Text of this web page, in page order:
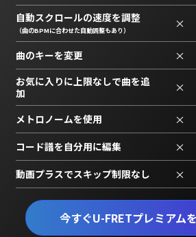
今すぐU-FRETプレミアム
自動スクロールの速度を調整
（曲のBPMに合わせた自動調整もあり） ×
曲のキーを変更 ×
お気に入りに上限なしで曲を追
加
×
メトロノームを使用 ×
コード譜を自分用に編集 ×
動画プラスでスキップ制限なし ×